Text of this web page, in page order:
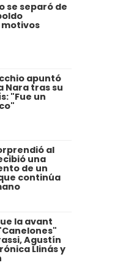
se separó de
motivos
apuntó
Nara tras su
"Fue un
al
una
de un
continúa
la avant
Agustín
Llinás y